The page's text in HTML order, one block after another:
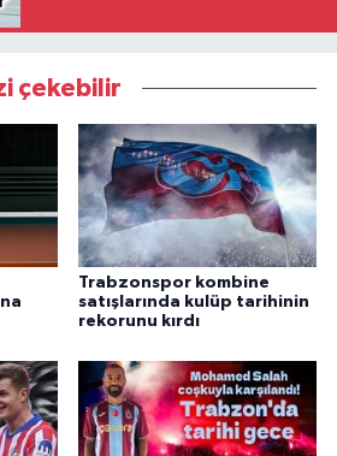
çekebilir
Trabzonspor kombine
satışlarında kulüp tarihinin
rekorunu kırdı